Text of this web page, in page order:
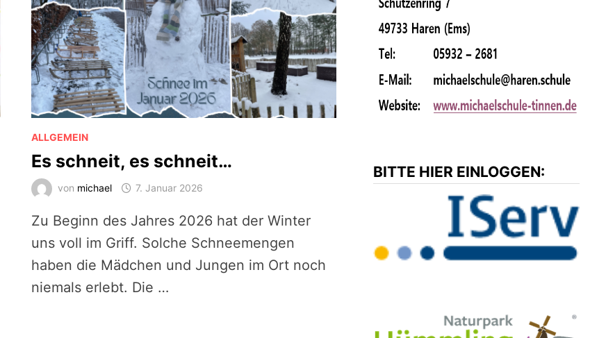
ALLGEMEIN
Es schneit, es schneit…
von michael 7. Januar 2026
Zu Beginn des Jahres 2026 hat der Winter
uns voll im Griff. Solche Schneemengen
haben die Mädchen und Jungen im Ort noch
niemals erlebt. Die …
BITTE HIER EINLOGGEN: